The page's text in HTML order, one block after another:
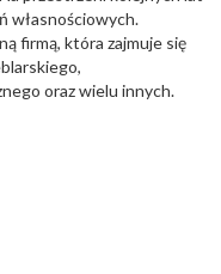
własnościowych.
firmą, która zajmuje się
oraz wielu innych.